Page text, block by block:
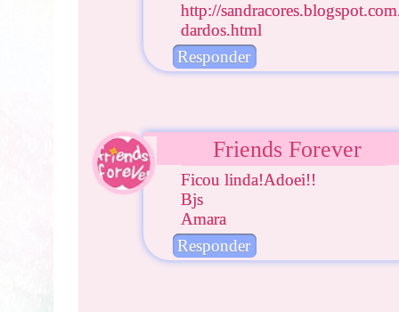
http://
dardos.html
Responder
Friends Forever
Ficou linda!Adoei!!
Bjs
Amara
Responder